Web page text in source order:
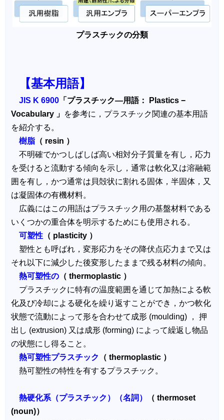
プラスチックの分類
【基本用語】
JIS K 6900 「プラスチック―用語： Plastics −
Vocabulary 」 を参考に，プラスチック関連の基本用語
を紹介する。
樹脂 （ resin ）
不明確でかつしばしば高い相対分子質量を有し，応力
を受けると流動する傾向を示し，通常は軟化又は溶融範
囲を有し，かつ通常は貝殻状に割れる固体，半固体，又
は凝固体の有機材料。
広義にはこの用語はプラスチック用の基盤材料である
いくつかの重合体を明示するためにも使用される。
可塑性 （ plasticity ）
塑性とも呼ばれ，変形応力をその降伏点応力まで又は
それ以下に減少した後変形したままで残る材料の傾向。
熱可塑性の （ thermoplastic ）
プラスチックに特有の温度範囲を通じて加熱による軟
化及び冷却による硬化を繰り返すことができ，かつ軟化
状態で流動によって形を合わせて成形 (moulding) ， 押
出し (extrusion) 又は成形 (forming) によって繰返し物品
の状態にし得ること。
熱可塑性プラスチック
（ thermoplastic ）
熱可塑性の特性を有するプラスチック。
熱硬化系（プラスチック）（名詞）
（ thermoset
(noun)）